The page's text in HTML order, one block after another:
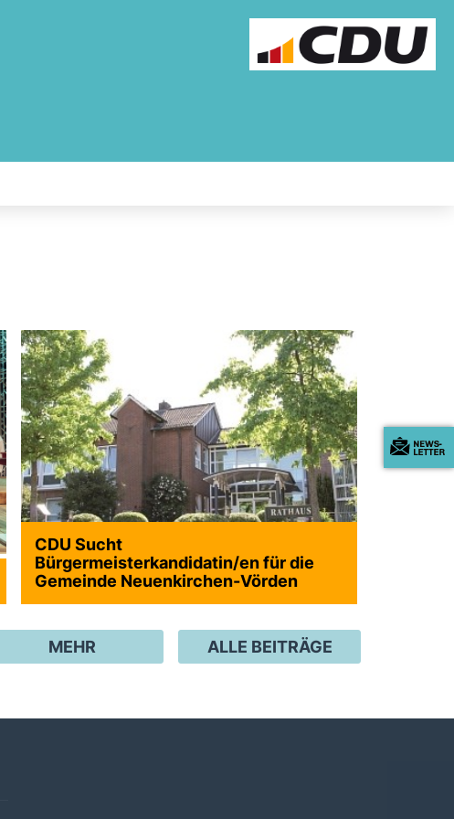
CDU Sucht
Bürgermeisterkandidatin/en für die
Gemeinde Neuenkirchen-Vörden
ALLE BEITRÄGE
MEHR